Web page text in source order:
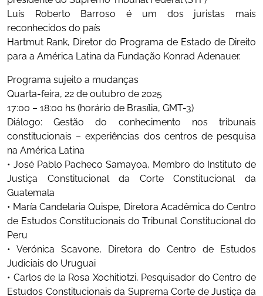
Luís Roberto Barroso é um dos juristas mais
reconhecidos do país
Hartmut Rank, Diretor do Programa de Estado de Direito
para a América Latina da Fundação Konrad Adenauer.
Programa sujeito a mudanças
Quarta-feira, 22 de outubro de 2025
17:00 – 18:00 hs (horário de Brasília, GMT-3)
Diálogo: Gestão do conhecimento nos tribunais
constitucionais – experiências dos centros de pesquisa
na América Latina
• José Pablo Pacheco Samayoa, Membro do Instituto de
Justiça Constitucional da Corte Constitucional da
Guatemala
• María Candelaria Quispe, Diretora Acadêmica do Centro
de Estudos Constitucionais do Tribunal Constitucional do
Peru
• Verónica Scavone, Diretora do Centro de Estudos
Judiciais do Uruguai
• Carlos de la Rosa Xochitiotzi, Pesquisador do Centro de
Estudos Constitucionais da Suprema Corte de Justiça da